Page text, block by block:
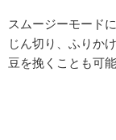
スムージーモード
じん切り、ふりか
豆を挽くことも可